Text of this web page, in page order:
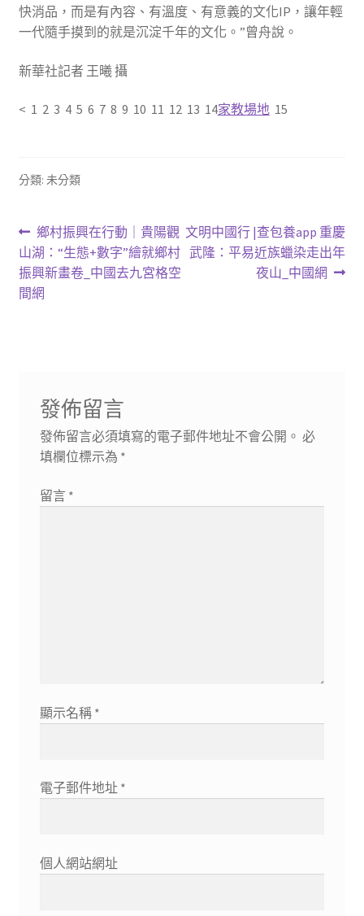
快消品，而是有內容、有溫度、有意義的文化IP，讓年輕
一代隨手摸到的就是沉淀千年的文化。”曾舟說。
新華社記者 王曦 攝
< 1 2 3 4 5 6 7 8 9 10 11 12 13 14家教場地15
分類: 未分類
文
章
導
上
一
篇
文
鄉村振興在行動｜貴陽觀
山湖：“生態+數字”繪就鄉村
振興新畫卷_中國去九宮格空
間網
下
一
文明中國行 |查包養app 重慶
武隆：平易近族蠟染走出年
夜山_中國網
發佈留言
發佈留言必須填寫的電子郵件地址不會公開。 必
填欄位標示為 *
留言 *
顯示名稱 *
電子郵件地址 *
個人網站網址